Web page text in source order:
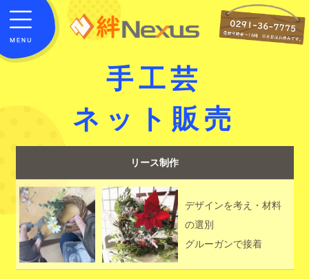
手工芸
ネット販売
リース制作
デザインを考え・材料
の選別
グルーガンで接着